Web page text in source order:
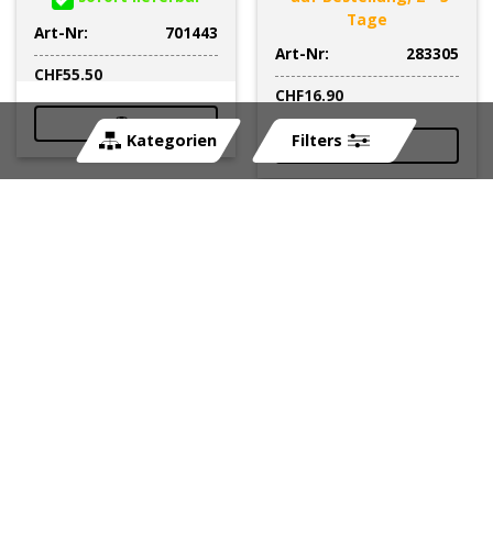
Kategorien Filters
Art-Nr:
701443
CHF55.50
Tage
Art-Nr:
283305
CHF16.90